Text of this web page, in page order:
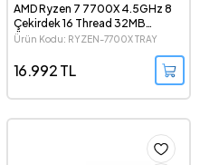
AMD Ryzen 7 7700X 4.5GHz 8
Çekirdek 16 Thread 32MB
Önbellek 5nm Soket AM5 Tray
Ürün Kodu: RYZEN-7700X TRAY
16.992 TL